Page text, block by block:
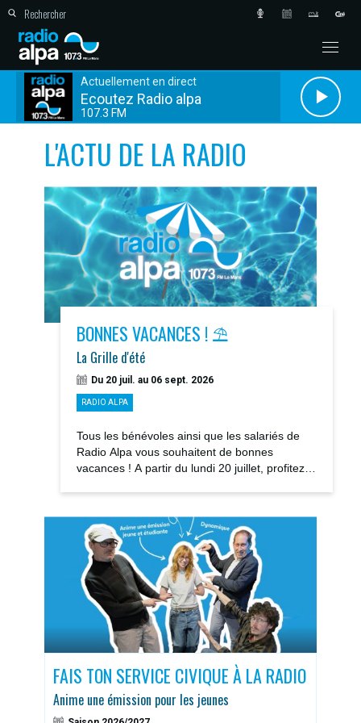
Actuellement en direct
Ecoutez Radio alpa
107.3 FM
L'ACTU DE LA RADIO
BONNES VACANCES ! ⛱️
La Grille d'été
Du 20 juil. au 06 sept. 2026
RADIO ALPA
Tous les bénévoles ainsi que les salariés de
Radio Alpa vous souhaitent de bonnes
vacances ! A partir du lundi 20 juillet, profitez
FAIS TON SERVICE CIVIQUE À LA RADIO
Anime une émission pour les jeunes